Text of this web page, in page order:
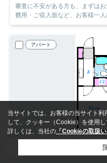
審査に不安がある方も、まずはお気軽に
費用・ご収入面など、お客様一
アパート
当サイトでは、お客様の当サイト
して、クッキー（Cookie）を使用し
詳しくは、当社の 「Cookieの取扱